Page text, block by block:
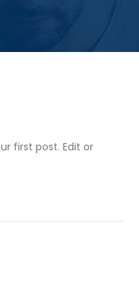
first post. Edit or